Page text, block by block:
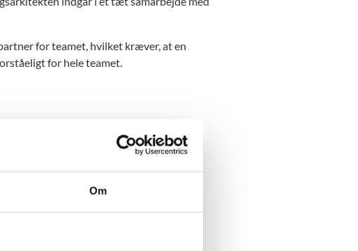
Om
for teamet, hvilket kræver, at en
for hele teamet.
er sammenhængende og robust
for, at disse følges
behov